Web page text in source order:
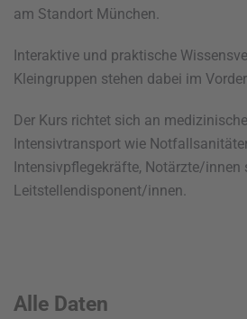
am Standort München.
Interaktive und praktische
Kleingruppen stehen dabei im
Der Kurs richtet sich an
Intensivtransport wie
Intensivpflegekräfte, Notärzte/innen
Leitstellendisponent/innen.
Alle Daten